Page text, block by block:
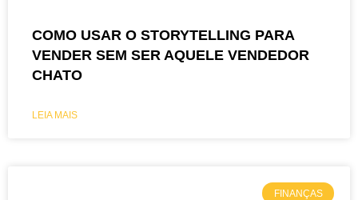
COMO USAR O STORYTELLING PARA
VENDER SEM SER AQUELE VENDEDOR
CHATO
LEIA MAIS
FINANÇAS